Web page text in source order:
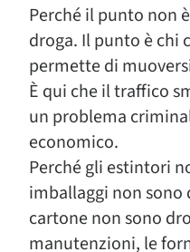
Perché il punto non
droga. Il punto è chi
permette di
È qui che il traffico
un problema
economico.
Perché gli estintori
imballaggi non sono
cartone non sono
manutenzioni, le